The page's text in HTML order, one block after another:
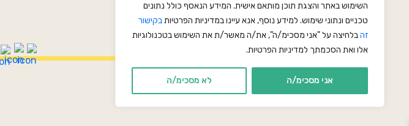
השימוש באתר והצגת תוכן מותאם אישית. המידע הנאסף כולל נתונים
טכניים ונתוני שימוש. למידע נוסף, אנא עיינו במדיניות הפרטיותבקישור
זהבלחיצה על "אני מסכימ/ה", את/ה מאשר/ת את השימוש בטכנולוגיות
אלו ואת הסכמתך למדיניות הפרטיות.
לא מסכימ/ה אני מסכימ/ה
מדיניות פרטיות
תקנון ותנאי שימוש
כל הזכויות שמורות ל color mind